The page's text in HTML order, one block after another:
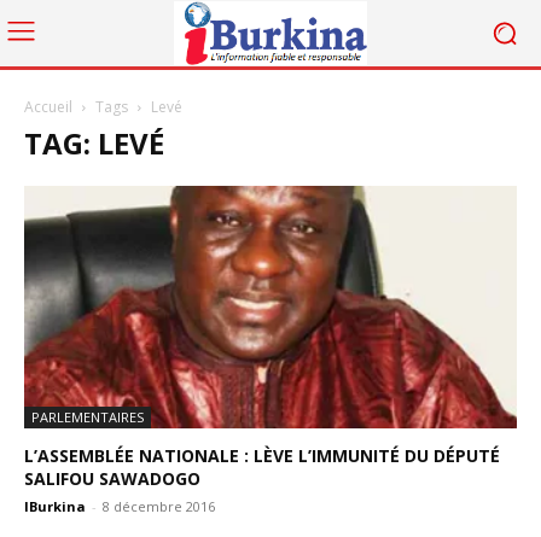
Accueil Tags Levé
TAG: LEVÉ
PARLEMENTAIRES
L’ASSEMBLÉE NATIONALE : LÈVE L’IMMUNITÉ DU DÉPUTÉ
SALIFOU SAWADOGO
IBurkina - 8 décembre 2016